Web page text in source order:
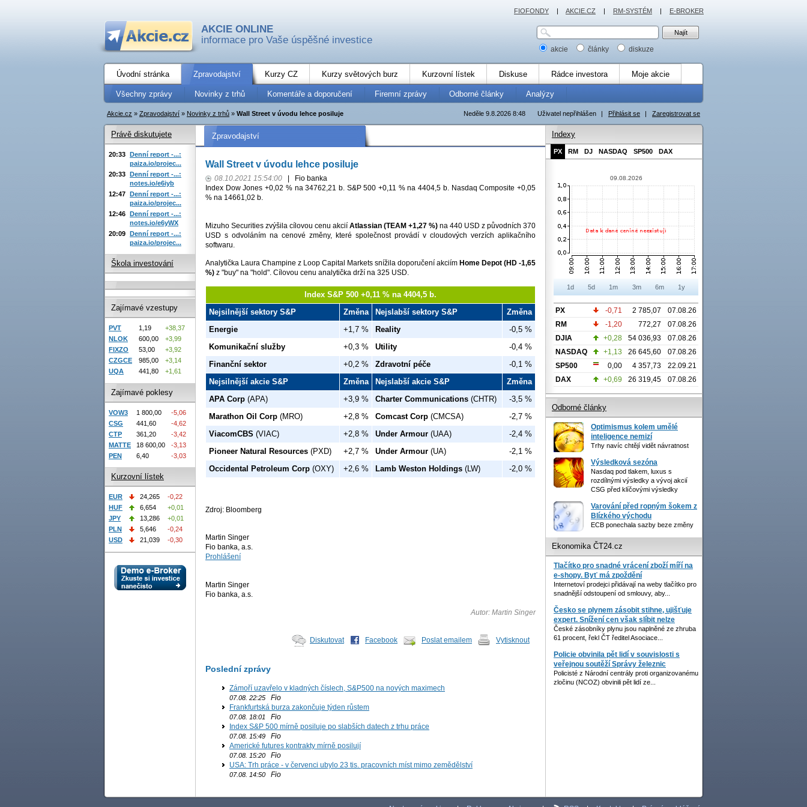
AKCIE ONLINE
informace pro Vaše úspěšné investice
akcie články diskuze
Úvodní stránka Zpravodajství Kurzy CZ Kurzy světových burz Kurzovní lístek Diskuse Rádce investora Moje akcie
Všechny zprávy Novinky z trhů Komentáře a doporučení Firemní zprávy Odborné články Analýzy
Uživatel nepřihlášen | Přihlásit se | Zaregistrovat se
Neděle 9.8.2026 8:48
Akcie.cz » Zpravodajství » Novinky z trhů » Wall Street v úvodu lehce posiluje
Zpravodajství
Wall Street v úvodu lehce posiluje
08.10.2021 15:54:00
Fio banka
Index Dow Jones +0,02 % na 34762,21 b. S&P 500 +0,11 % na 4404,5 b. Nasdaq Composite +0,05
% na 14661,02 b.
Mizuho Securities zvýšila cílovou cenu akcií Atlassian (TEAM +1,27 %) na 440 USD z původních 370
USD s odvoláním na cenové změny, které společnost provádí v cloudových verzích aplikačního
softwaru.
Analytička Laura Champine z Loop Capital Markets snížila doporučení akciím Home Depot (HD -1,65
%) z "buy" na "hold". Cílovou cenu analytička drží na 325 USD.
Index S&P 500 +0,11 % na 4404,5 b.
Nejsilnější sektory S&P
Změna Nejslabší sektory S&P
Změna
Energie
+1,7 % Reality
-0,5 %
Komunikační služby
+0,3 % Utility
-0,4 %
Finanční sektor
+0,2 % Zdravotní péče
-0,1 %
Nejsilnější akcie S&P
Změna Nejslabší akcie S&P
Změna
APA Corp (APA) +3,9 % Charter Communications (CHTR)
-3,5 %
Marathon Oil Corp (MRO) +2,8 % Comcast Corp (CMCSA)
-2,7 %
ViacomCBS (VIAC) +2,8 % Under Armour (UAA)
-2,4 %
Pioneer Natural Resources (PXD) +2,7 % Under Armour (UA)
-2,1 %
Occidental Petroleum Corp (OXY) +2,6 % Lamb Weston Holdings (LW) -2,0 %
Zdroj: Bloomberg
Martin Singer
Fio banka, a.s.
Prohlášení
Martin Singer
Fio banka, a.s.
Autor: Martin Singer
Diskutovat Facebook Poslat emailem Vytisknout
Poslední zprávy
Zámoří uzavřelo v kladných číslech, S&P500 na nových maximech
07.08. 22:25 Fio
Frankfurtská burza zakončuje týden růstem
07.08. 18:01
Fio
Index S&P 500 mírně posiluje po slabších datech z trhu práce
07.08. 15:49 Fio
Americké futures kontrakty mírně posilují
07.08. 15:20 Fio
USA: Trh práce - v červenci ubylo 23 tis. pracovních míst mimo zemědělství
07.08. 14:50 Fio
Právě diskutujete
20:33 Denní report -...:
paiza.io/projec...
20:33 Denní report -...:
notes.io/e6iyb
12:47 Denní report -...:
paiza.io/projec...
12:46 Denní report -...:
notes.io/e6yWX
20:09 Denní report -...:
paiza.io/projec...
Škola investování
Zajímavé vzestupy
PVT 1,19
+38,37
NLOK
600,00
+3,99
FIXZO
53,00
+3,92
CZGCE
985,00
+3,14
UQA
441,80 +1,61
Zajímavé poklesy
VOW3 1 800,00
-5,06
CSG
441,60
-4,62
CTP
361,20
-3,42
MATTE
18 600,00
-3,13
PEN
6,40 -3,03
Kurzovní lístek
EUR 24,265
-0,22
HUF
6,654
+0,01
JPY
13,286
+0,01
PLN
5,646
-0,24
USD
21,039 -0,30
Indexy
PX RM DJ NASDAQ SP500 DAX
09.08.2026
1d 5d 1m 3m 6m 1y
PX -0,71 2 785,07
07.08.26
RM
-1,20 772,27
07.08.26
DJIA
+0,28 54 036,93
07.08.26
NASDAQ
+1,13 26 645,60
07.08.26
SP500
0,00 4 357,73
22.09.21
DAX
+0,69 26 319,45 07.08.26
Odborné články
Optimismus kolem umělé
inteligence nemizí
Trhy navíc chtějí vidět návratnost
Výsledková sezóna
Nasdaq pod tlakem, luxus s
rozdílnými výsledky a vývoj akcií
CSG před klíčovými výsledky
Varování před ropným šokem z
Blízkého východu
ECB ponechala sazby beze změny
Ekonomika ČT24.cz
Tlačítko pro snadné vrácení zboží míří na
e-shopy. Byť má zpoždění
Internetoví prodejci přidávají na weby tlačítko pro
snadnější odstoupení od smlouvy, aby...
Česko se plynem zásobit stihne, ujišťuje
expert. Snížení cen však slíbit nelze
České zásobníky plynu jsou naplněné ze zhruba
61 procent, řekl ČT ředitel Asociace...
Policie obvinila pět lidí v souvislosti s
veřejnou soutěží Správy železnic
Policisté z Národní centrály proti organizovanému
zločinu (NCOZ) obvinili pět lidí ze...
FIOFONDY | AKCIE.CZ | RM-SYSTÉM | E-BROKER